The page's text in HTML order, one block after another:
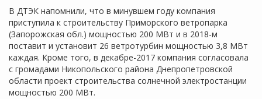
В ДТЭК напомнили, что в минувшем году компания
приступила к строительству Приморского ветропарка
(Запорожская обл.) мощностью 200 МВт и в 2018-м
поставит и установит 26 ветротурбин мощностью 3,8 МВт
каждая. Кроме того, в декабре-2017 компания согласовала
с громадами Никопольского района Днепропетровской
области проект строительства солнечной электростанции
мощностью 200 МВт.